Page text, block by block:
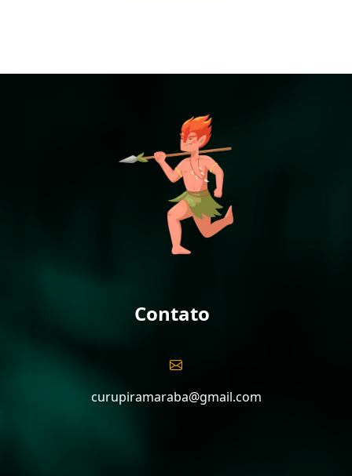
Contato
curupiramaraba@gmail.com